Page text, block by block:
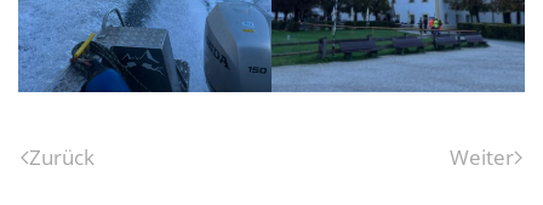
Zurück Weiter